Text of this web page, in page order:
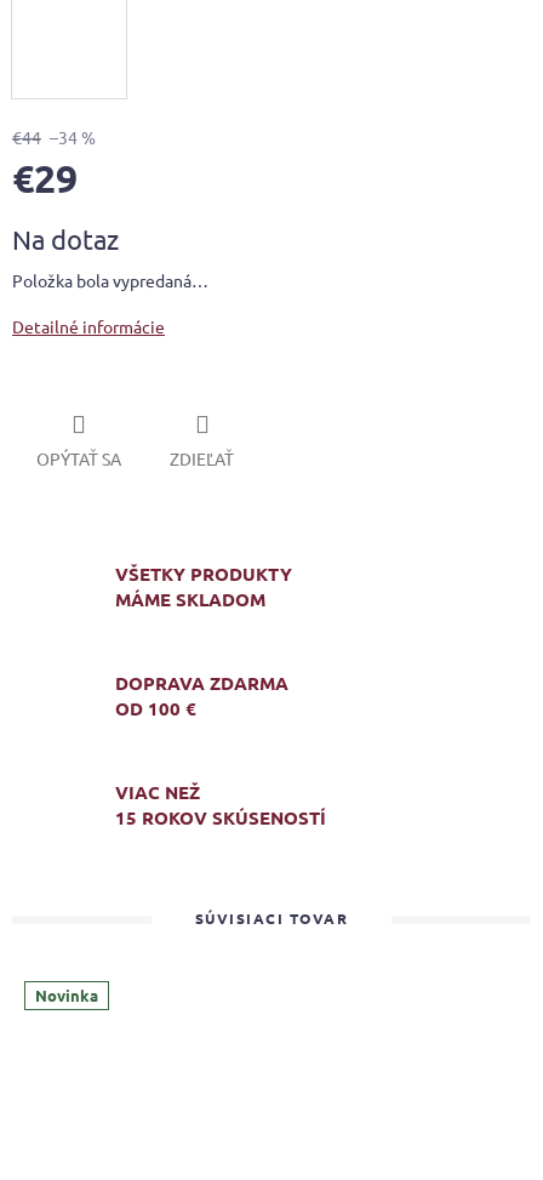
€44 –34 %
€29
cena:
Na dotaz
Položka bola vypredaná…
Detailné informácie
OPÝTAŤ SA ZDIEĽAŤ
VŠETKY PRODUKTY
MÁME SKLADOM
DOPRAVA ZDARMA
OD 100 €
VIAC NEŽ
15 ROKOV SKÚSENOSTÍ
SÚVISIACI TOVAR
Novinka